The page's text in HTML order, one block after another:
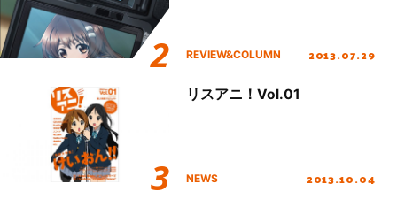
REVIEW&COLUMN 2013.07.29
リスアニ！Vol.01
NEWS 2013.10.04